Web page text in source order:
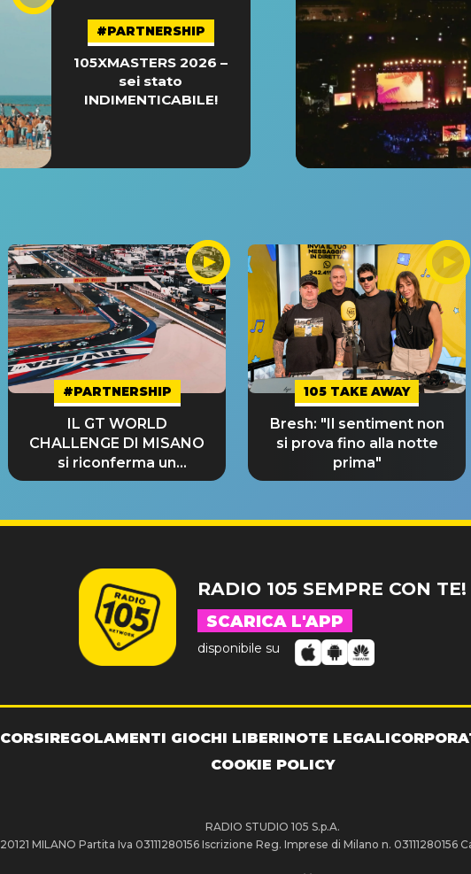
#PARTNERSHIP
105XMASTERS 2026 –
sei stato
INDIMENTICABILE!
#PARTNERSHIP
IL GT WORLD
CHALLENGE DI MISANO
si riconferma un
GRANDE SUCCESSO!
105 TAKE AWAY
Bresh: "Il sentiment non
si prova fino alla notte
prima"
RADIO 105 SEMPRE CON TE!
SCARICA L'APP
disponibile su
REGOLAMENTI GIOCHI LIBERINOTE LEGALI
COOKIE POLICY
RADIO STUDIO 105 S.p.A.
MILANO Partita Iva 03111280156 Iscrizione Reg. Imprese di Milano n.